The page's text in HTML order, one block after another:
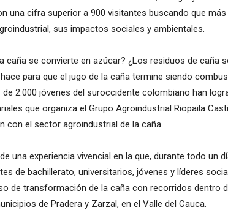
una cifra superior a 900 visitantes buscando que
sus impactos sociales y ambientales.
caña se convierte en azúcar? ¿Los residuos de caña
para que el jugo de la caña termine siendo
de 2.000 jóvenes del suroccidente colombiano han
que organiza el Grupo Agroindustrial Riopaila
con el sector agroindustrial de la caña.
una experiencia vivencial en la que, durante todo un
de bachillerato, universitarios, jóvenes y líderes
de transformación de la caña con recorridos dentro
de Pradera y Zarzal, en el Valle del Cauca.